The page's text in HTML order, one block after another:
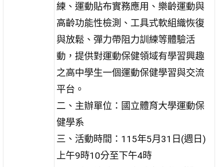
練、運動貼布實務應用、樂齡運動與
高齡功能性檢測、工具式軟組織恢復
與放鬆、彈力帶阻力訓練等體驗活
動，提供對運動保健領域有學習興趣
之高中學生一個運動保健學習與交流
平台。
二、主辦單位：國立體育大學運動保
健學系
三、活動時間：115年5月31日(週日)
上午9時10分至下午4時